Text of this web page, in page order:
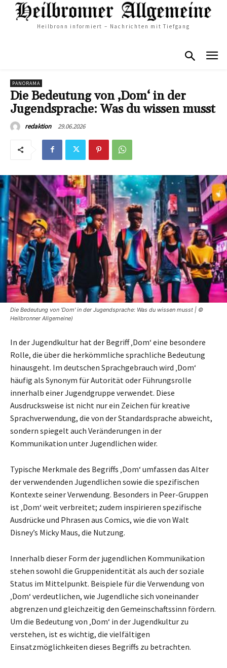
Heilbronn informiert – Nachrichten mit Tiefgang
PANORAMA
Die Bedeutung von ‚Dom‘ in der
Jugendsprache: Was du wissen musst
redaktion 29.06.2026
Die Bedeutung von 'Dom' in der Jugendsprache: Was du wissen musst | ©
Heilbronner Allgemeine)
In der Jugendkultur hat der Begriff ‚Dom‘ eine besondere
Rolle, die über die herkömmliche sprachliche Bedeutung
hinausgeht. Im deutschen Sprachgebrauch wird ‚Dom‘
häufig als Synonym für Autorität oder Führungsrolle
innerhalb einer Jugendgruppe verwendet. Diese
Ausdrucksweise ist nicht nur ein Zeichen für kreative
Sprachverwendung, die von der Standardsprache abweicht,
sondern spiegelt auch Veränderungen in der
Kommunikation unter Jugendlichen wider.
Typische Merkmale des Begriffs ‚Dom‘ umfassen das Alter
der verwendenden Jugendlichen sowie die spezifischen
Kontexte seiner Verwendung. Besonders in Peer-Gruppen
ist ‚Dom‘ weit verbreitet; zudem inspirieren spezifische
Ausdrücke und Phrasen aus Comics, wie die von Walt
Disney’s Micky Maus, die Nutzung.
Innerhalb dieser Form der jugendlichen Kommunikation
stehen sowohl die Gruppenidentität als auch der soziale
Status im Mittelpunkt. Beispiele für die Verwendung von
‚Dom‘ verdeutlichen, wie Jugendliche sich voneinander
abgrenzen und gleichzeitig den Gemeinschaftssinn fördern.
Um die Bedeutung von ‚Dom‘ in der Jugendkultur zu
verstehen, ist es wichtig, die vielfältigen
Einsatzmöglichkeiten dieses Begriffs zu betrachten.